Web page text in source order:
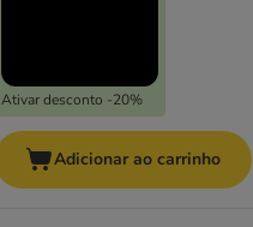
Ativar desconto -20%
Adicionar ao carrinho